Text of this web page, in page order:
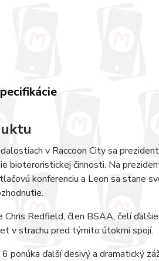
v Raccoon City sa
bioteroristickej činnosti. Na
konferenciu a Leon sa stane
Redfield, člen BSAA, čelí
v strachu pred týmito útokmi spojí.
ponúka ďalší desivý a dramatický